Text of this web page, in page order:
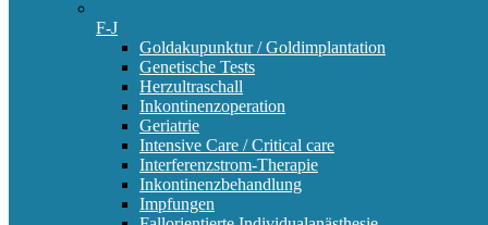
F-J
Goldakupunktur / Goldimplantation
Genetische Tests
Herzultraschall
Inkontinenzoperation
Geriatrie
Intensive Care / Critical care
Interferenzstrom-Therapie
Inkontinenzbehandlung
Impfungen